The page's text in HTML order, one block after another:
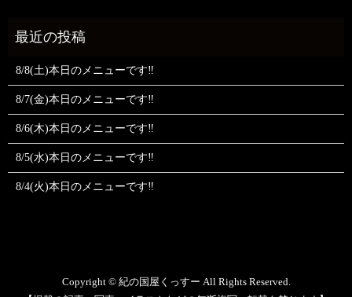
8/8(土)本日のメニューです‼️
8/7(金)本日のメニューです‼️
8/6(木)本日のメニューです‼️
8/5(水)本日のメニューです‼️
8/4(火)本日のメニューです‼️
Copyright © 紀の国屋くっすー All Rights Reserved.